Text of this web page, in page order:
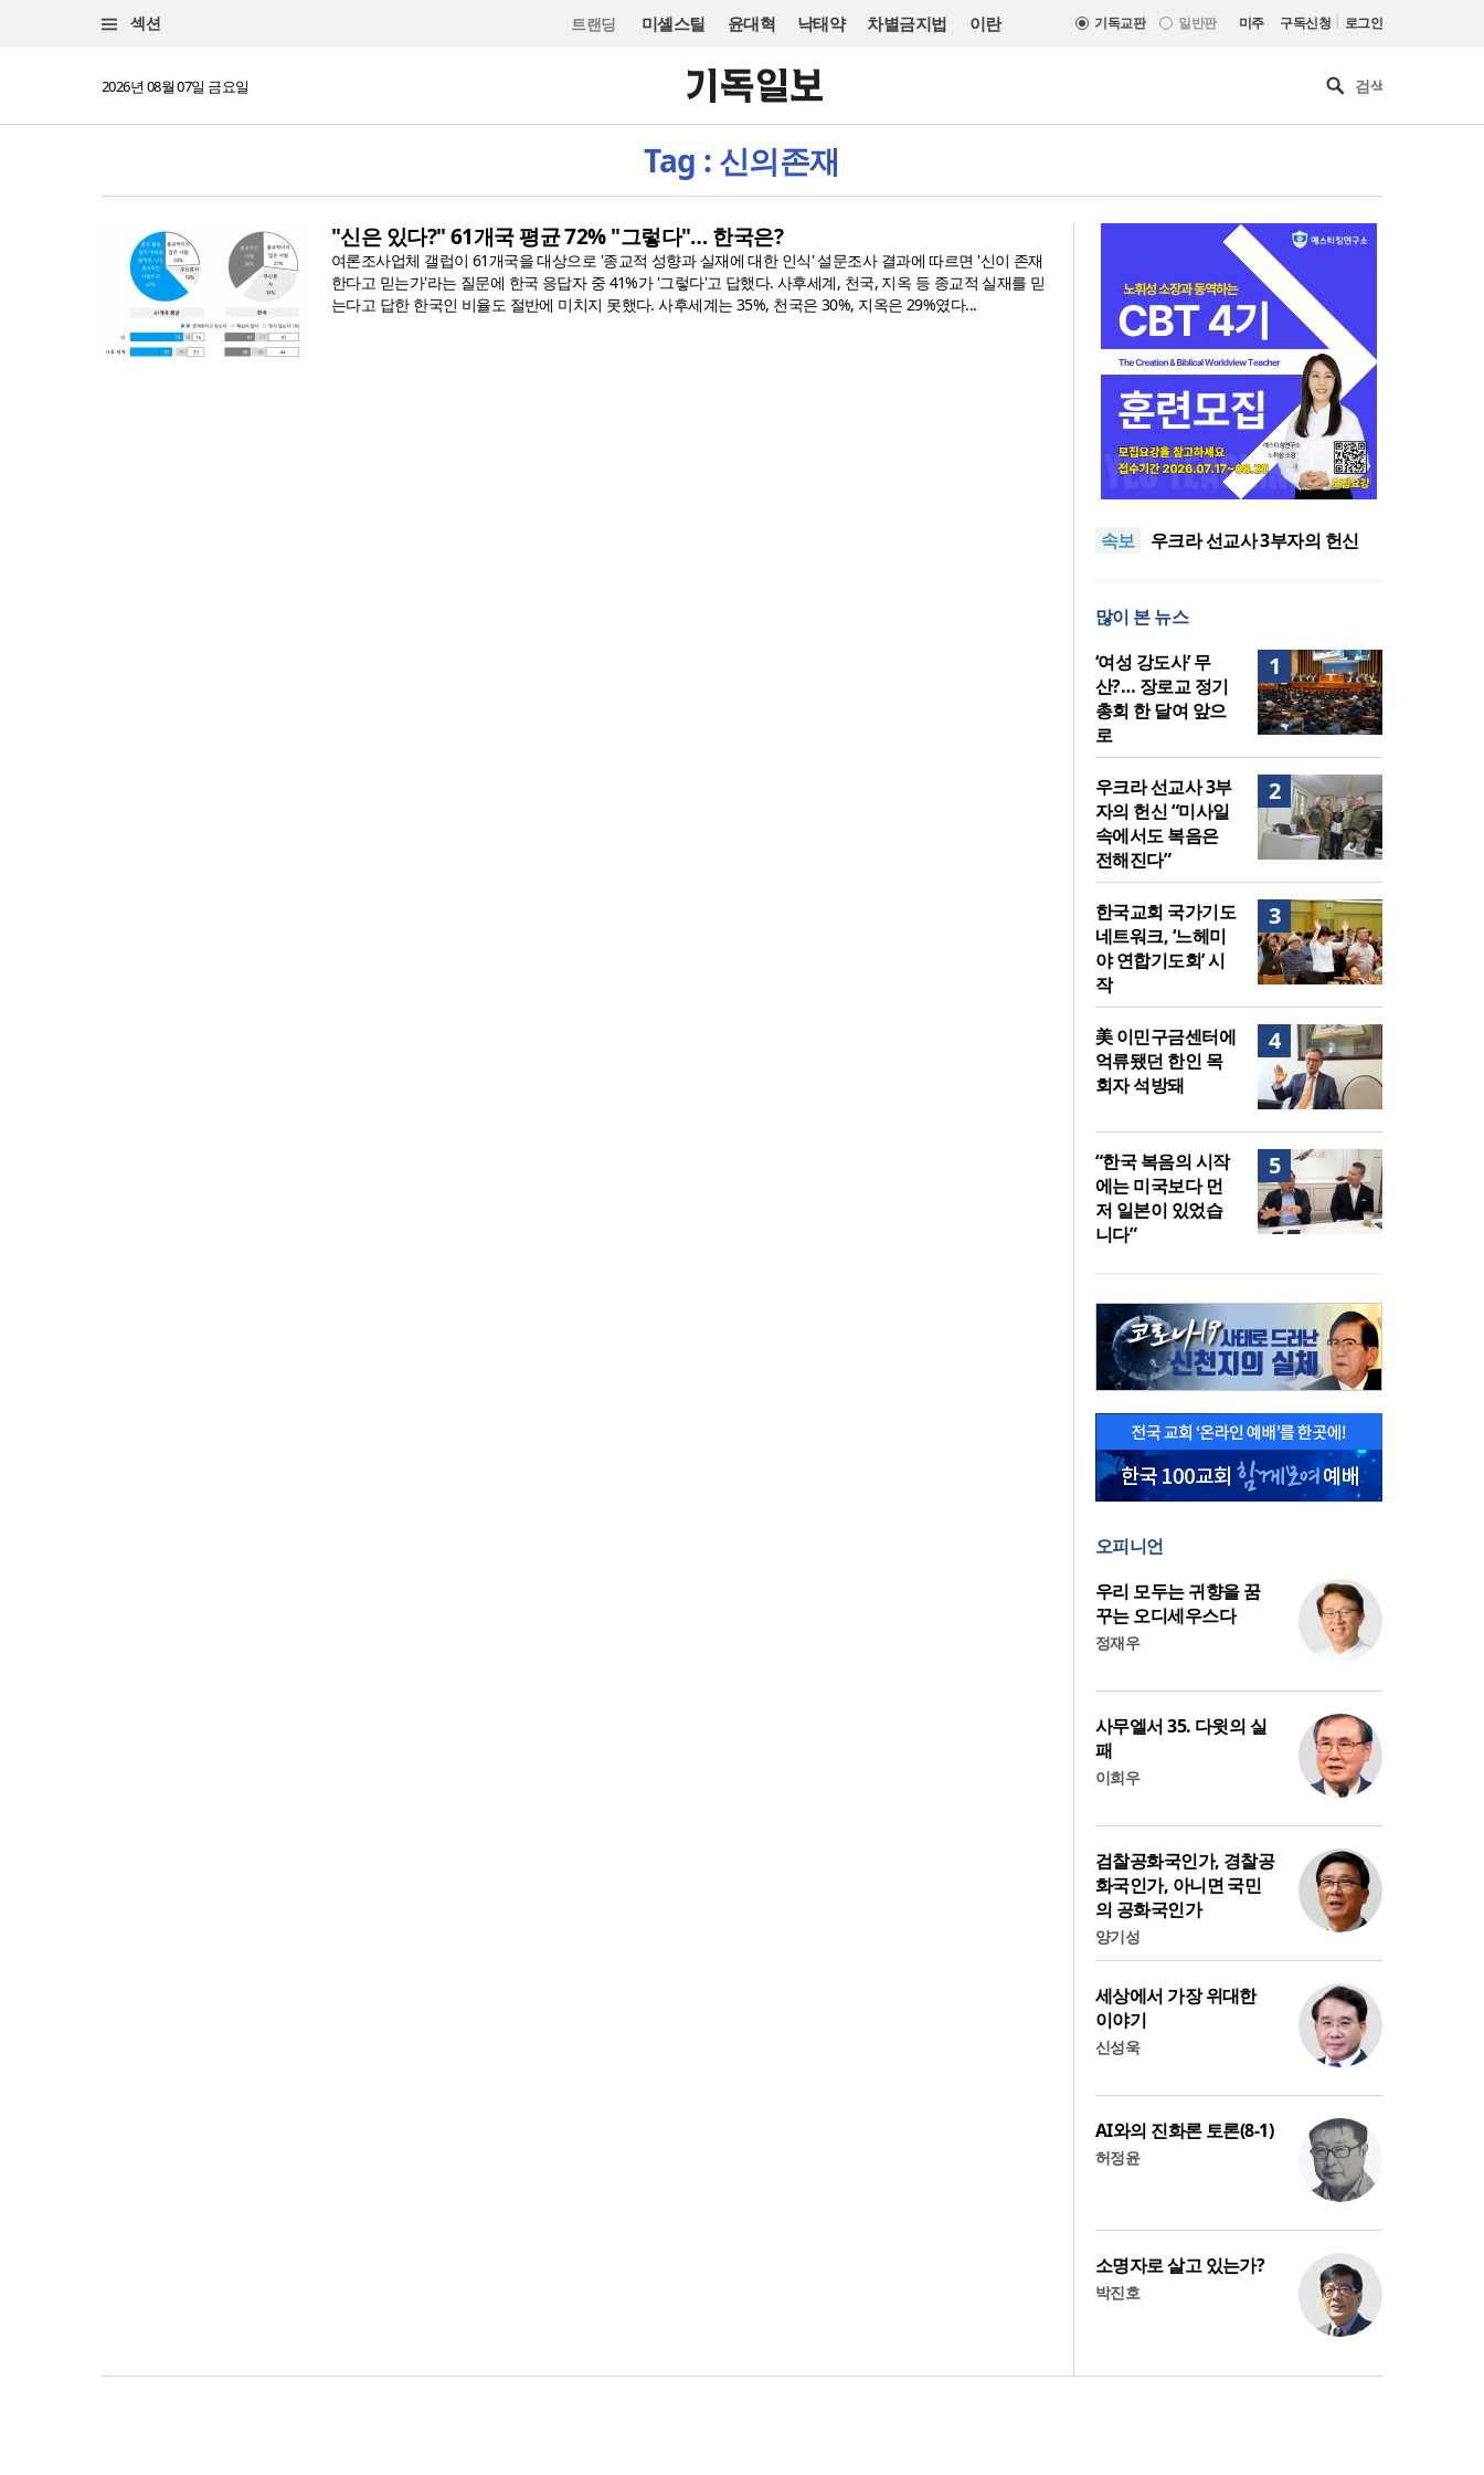
섹션 트랜딩 미셸스틸 윤대혁 낙태약 차별금지법 이란 기독교판 일반판 미주 구독신청 | 로그인
2026년 08월 07일 금요일
Tag : 신의존재
"신은 있다?" 61개국 평균 72% "그렇다"… 한국은?
여론조사업체 갤럽이 61개국을 대상으로 '종교적 성향과 실재에 대한 인식' 설문조사 결과에 따르면 '신이 존재
한다고 믿는가'라는 질문에 한국 응답자 중 41%가 '그렇다'고 답했다. 사후세계, 천국, 지옥 등 종교적 실재를 믿
는다고 답한 한국인 비율도 절반에 미치지 못했다. 사후세계는 35%, 천국은 30%, 지옥은 29%였다...
속보
[최원호 목사의 영혼의 양식 63]
까?
한인 목회자 석방돼
우크라 선교사 3부자의 헌신
지법 시행… 기독교계 강력 반
[최원호 목사의 영혼의 양식 63]
말씀은 같은데 왜 열매는 다를
까?
美 이민구금센터에 억류됐던
한인 목회자 석방돼
많이 본 뉴스
1
‘여성 강도사’ 무
산?… 장로교 정기
총회 한 달여 앞으
로
2
우크라 선교사 3부
자의 헌신 “미사일
속에서도 복음은
전해진다”
3
한국교회 국가기도
네트워크, ‘느헤미
야 연합기도회’ 시
작
4
美 이민구금센터에
억류됐던 한인 목
회자 석방돼
5
“한국 복음의 시작
에는 미국보다 먼
저 일본이 있었습
니다”
오피니언
우리 모두는 귀향을 꿈
꾸는 오디세우스다
정재우
사무엘서 35. 다윗의 실
패
이희우
검찰공화국인가, 경찰공
화국인가, 아니면 국민
의 공화국인가
양기성
세상에서 가장 위대한
이야기
신성욱
AI와의 진화론 토론(8-1)
허정윤
소명자로 살고 있는가?
박진호